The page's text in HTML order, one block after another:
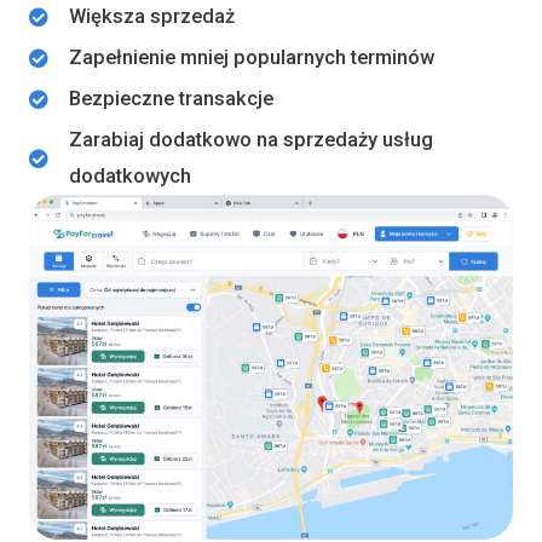
Większa sprzedaż
Zapełnienie mniej popularnych terminów
Bezpieczne transakcje
Zarabiaj dodatkowo na sprzedaży usług
dodatkowych